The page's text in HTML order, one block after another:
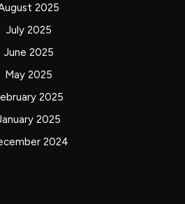
2025
July 2025
June 2025
May 2025
2025
2025
2024